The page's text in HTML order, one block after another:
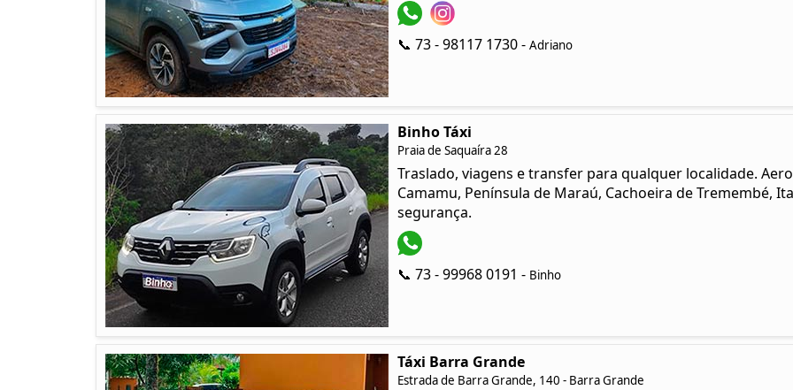
📞 73 - 98117 1730 - Adriano
Binho Táxi
Praia de Saquaíra 28
Traslado, viagens e transfer para qualquer localidade.
Camamu, Península de Maraú, Cachoeira de Tremembé,
segurança.
📞 73 - 99968 0191 - Binho
Táxi Barra Grande
Estrada de Barra Grande, 140 - Barra Grande